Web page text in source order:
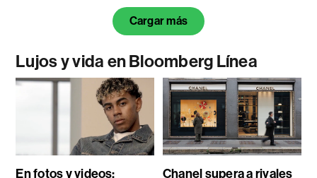
Cargar más
Lujos y vida en Bloomberg Línea
En fotos y videos:
Chanel supera a rivales